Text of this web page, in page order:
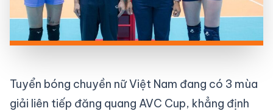
Tuyển bóng chuyền nữ Việt Nam đang có 3 mùa
giải liên tiếp đăng quang AVC Cup, khẳng định